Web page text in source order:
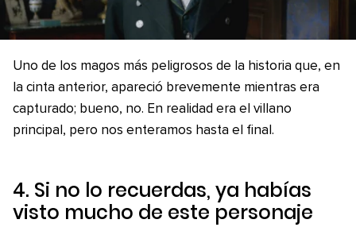
Uno de los magos más peligrosos de la historia que, en
la cinta anterior, apareció brevemente mientras era
capturado; bueno, no. En realidad era el villano
principal, pero nos enteramos hasta el final.
4. Si no lo recuerdas, ya habías
visto mucho de este personaje